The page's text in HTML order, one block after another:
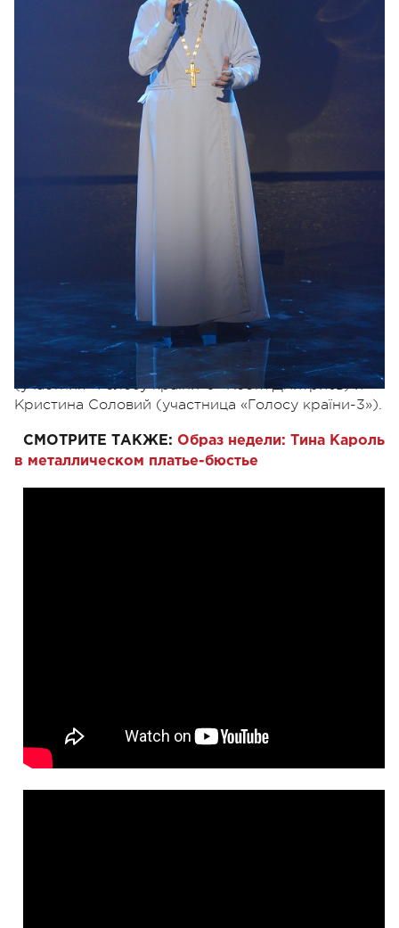
Напомним, в финальном эфире «Голосу країни»
было еще несколько открытий. Так,
впервые презентовал новый авторский
сингл «Привет, Бог», написанный во время съемок
«слепых прослушиваний» седьмого сезона, а Тина
Кароль в первый раз на большой сцене
исполнила песню «Я не перестану».
Специальными гостями вечера стали Constantine
(участник «Голосу країни-6» Костя Дмитриев) и
Кристина Соловий (участница «Голосу країни-3»).
СМОТРИТЕ ТАКЖЕ: Образ недели: Тина Кароль
в металлическом платье-бюстье